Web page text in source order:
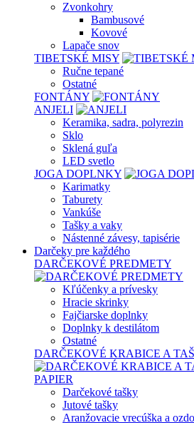
Zvonkohry
Bambusové
Kovové
Lapače snov
TIBETSKÉ MISY
Ručne tepané
Ostatné
FONTÁNY
ANJELI
Keramika, sadra, polyrezin
Sklo
Sklená guľa
LED svetlo
JOGA DOPLNKY
Karimatky
Taburety
Vankúše
Tašky a vaky
Nástenné závesy, tapisérie
Darčeky pre každého
DARČEKOVÉ PREDMETY
Kľúčenky a prívesky
Hracie skrinky
Fajčiarske doplnky
Doplnky k destilátom
Ostatné
DARČEKOVÉ KRABICE A
Darčekové tašky
Jutové tašky
Aranžovacie vrecúška a